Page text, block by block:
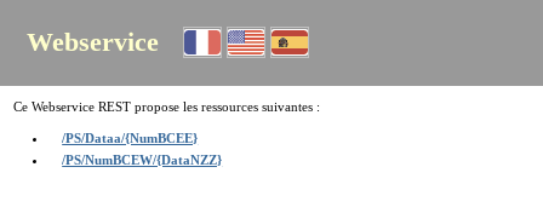
Webservice
Ce Webservice REST propose les ressources suivantes :
/PS/Dataa/{NumBCEE}
/PS/NumBCEW/{DataNZZ}